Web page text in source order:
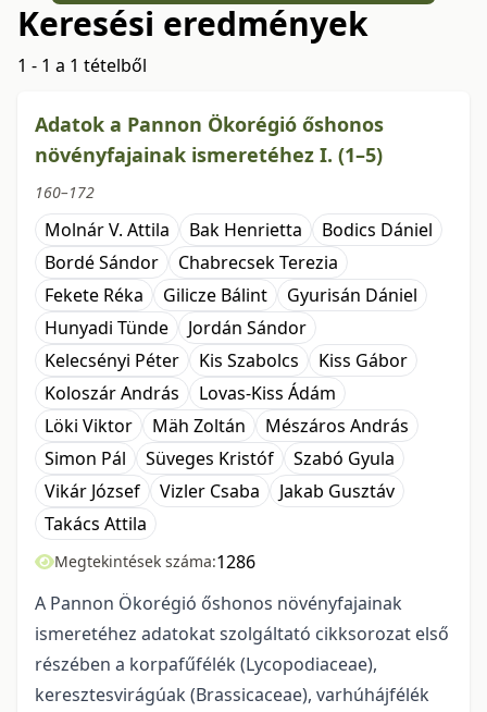
Keresési eredmények
1 - 1 a 1 tételből
Adatok a Pannon Ökorégió őshonos
növényfajainak ismeretéhez I. (1–5)
160–172
Molnár V. Attila Bak Henrietta
Bodics Dániel
Bordé Sándor
Chabrecsek Terezia
Fekete Réka
Gilicze Bálint
Gyurisán Dániel
Hunyadi Tünde
Jordán Sándor
Kelecsényi Péter
Kis Szabolcs
Kiss Gábor
Koloszár András
Lovas-Kiss Ádám
Löki Viktor
Mäh Zoltán
Mészáros András
Simon Pál
Süveges Kristóf
Szabó Gyula
Vikár József
Vizler Csaba
Jakab Gusztáv
Takács Attila
Megtekintések száma:1286
A Pannon Ökorégió őshonos növényfajainak
ismeretéhez adatokat szolgáltató cikkso­rozat első
részében a korpafűfélék (Lycopodiaceae),
keresztesvirágúak (Brassicaceae), varhúhájfélék